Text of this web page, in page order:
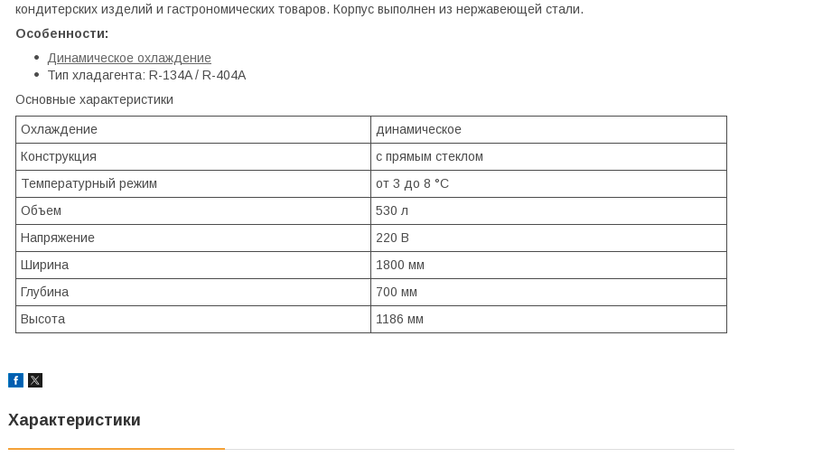
кондитерских изделий и гастрономических товаров. Корпус выполнен из нержавеющей стали.
Особенности:
Динамическое охлаждение
Тип хладагента: R-134A / R-404A
Основные характеристики
Охлаждение
динамическое
Конструкция
с прямым стеклом
Температурный режим
от 3 до 8 °С
Объем
530 л
Напряжение
220 В
Ширина
1800 мм
Глубина
700 мм
Высота
1186 мм
Характеристики